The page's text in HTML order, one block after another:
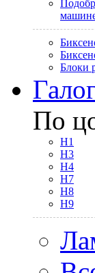
Блоки
По
H1
H3
H4
H7
H8
H9